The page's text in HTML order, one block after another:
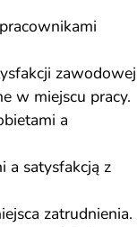
w miejscu pracy.
a
a satysfakcją z
zatrudnienia.